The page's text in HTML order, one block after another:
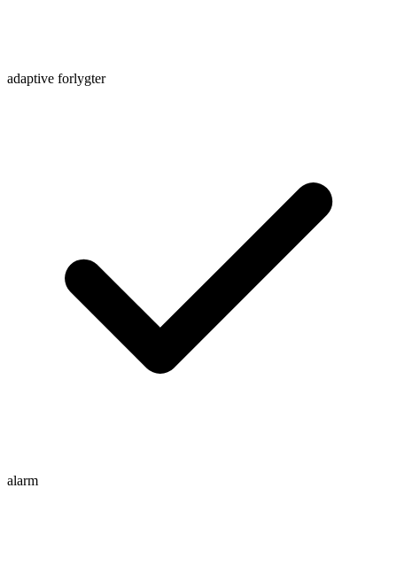
adaptive forlygter
alarm